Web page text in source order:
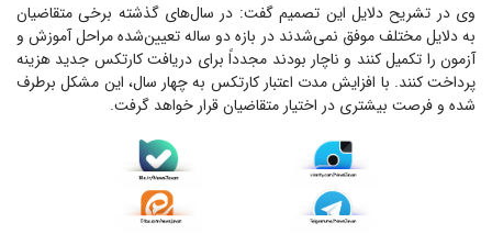
وی در تشریح دلایل این تصمیم گفت: در سال‌های گذشته برخی متقاضیان
به دلایل مختلف موفق نمی‌شدند در بازه دو ساله تعیین‌شده مراحل آموزش و
آزمون را تکمیل کنند و ناچار بودند مجدداً برای دریافت کارتکس جدید هزینه
پرداخت کنند. با افزایش مدت اعتبار کارتکس به چهار سال، این مشکل برطرف
شده و فرصت بیشتری در اختیار متقاضیان قرار خواهد گرفت.